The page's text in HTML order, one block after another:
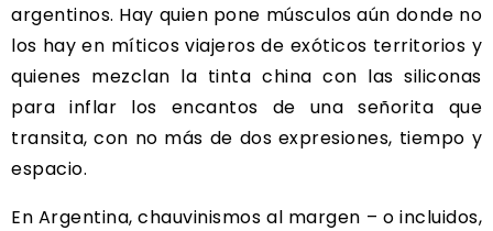
argentinos. Hay quien pone músculos aún donde no
los hay en míticos viajeros de exóticos territorios y
quienes mezclan la tinta china con las siliconas
para inflar los encantos de una señorita que
transita, con no más de dos expresiones, tiempo y
espacio.
En Argentina, chauvinismos al margen – o incluidos,